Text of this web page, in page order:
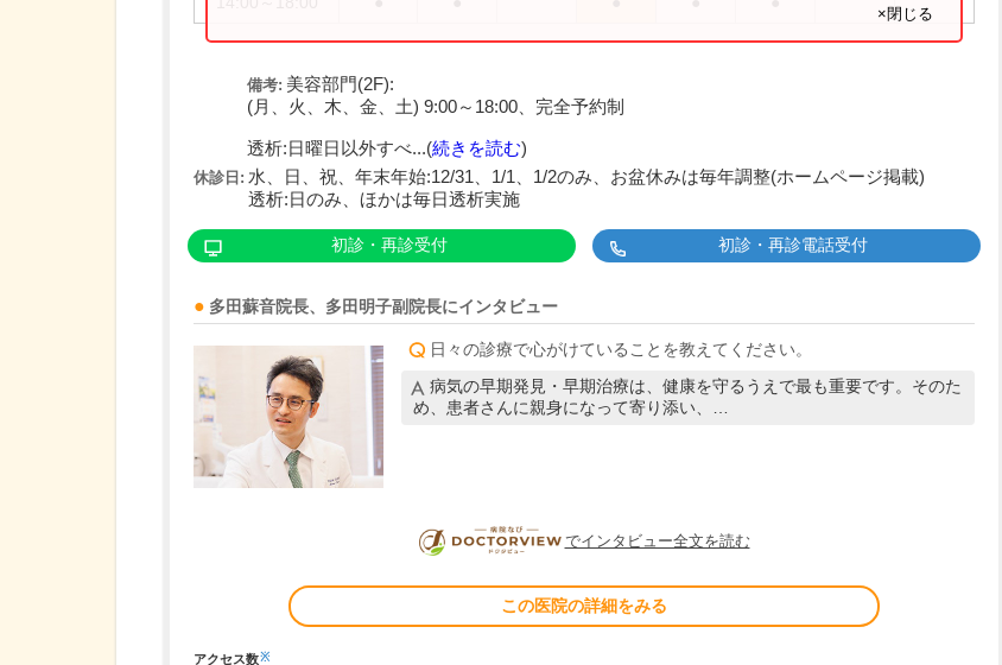
×閉じる
備考: 美容部門(2F):
(月、火、木、金、土) 9:00～18:00、完全予約制
透析:日曜日以外すべ...(続きを読む)
休診日: 水、日、祝、年末年始:12/31、1/1、1/2のみ、お盆休みは毎年調整(ホームページ掲載)
透析:日のみ、ほかは毎日透析実施
初診・再診受付 初診・再診電話受付
多田蘇音院長、 多田明子副院長にインタビュー
日々の診療で心がけていることを教えてください。
病気の早期発見・早期治療は、健康を守るうえで最も重要です。そのた
め、患者さんに親身になって寄り添い、…
DOCTORVIEW
でインタビュー全文を読む
この医院の詳細をみる
アクセス数※